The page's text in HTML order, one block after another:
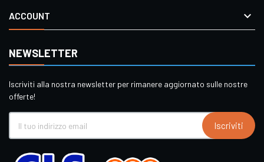
ACCOUNT 
NEWSLETTER
Iscriviti alla nostra newsletter per rimanere aggiornato sulle nostre
offerte!
Iscriviti